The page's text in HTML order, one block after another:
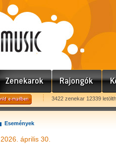
3422 zenekar 12339
Események
2026. április 30.